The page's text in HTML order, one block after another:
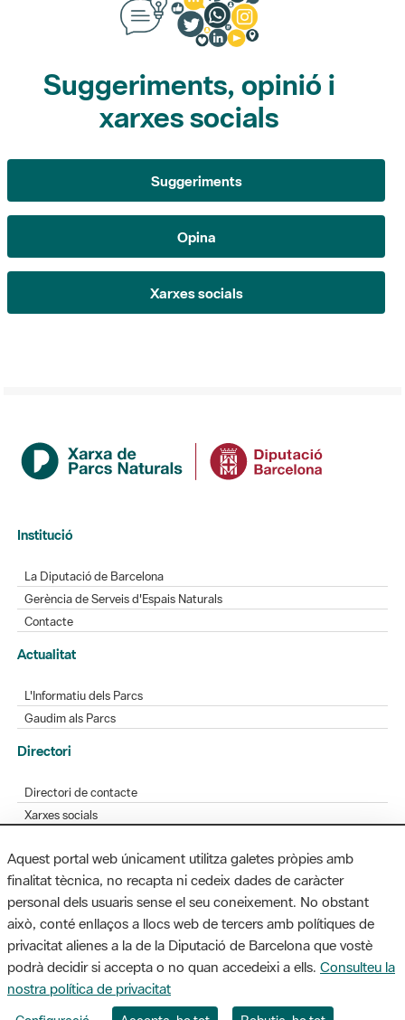
Suggeriments, opinió i
xarxes socials
Suggeriments
Opina
Xarxes socials
Institució
Gerència de Serveis d'Espais Naturals
Actualitat
L'Informatiu dels Parcs
Gaudim als Parcs
Directori de contacte
Xarxes socials
Bústia de suggeriments
Opineu sobre els parcs
MAPA WEB AVÍS LEGAL ACCESSIBILITAT
Diputació de Barcelona. Edifici Llacuna, 1a planta. Badajoz, 49. 08005
Barcelona. Tel. 934 022 428 / xarxaparcs@diba.cat
Aquest portal web únicament utilitza galetes pròpies amb
finalitat tècnica, no recapta ni cedeix dades de caràcter
personal dels usuaris sense el seu coneixement. No obstant
això, conté enllaços a llocs web de tercers amb polítiques de
privacitat alienes a la de la Diputació de Barcelona que vostè
podrà decidir si accepta o no quan accedeixi a ells. Consulteu la
nostra política de privacitat